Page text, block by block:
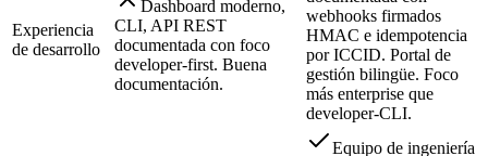
Experiencia
de desarrollo
Dashboard moderno,
CLI, API REST
documentada con foco
developer-first. Buena
documentación.
webhooks firmados
HMAC e idempotencia
por ICCID. Portal de
gestión bilingüe. Foco
más enterprise que
developer-CLI.
Equipo de ingeniería